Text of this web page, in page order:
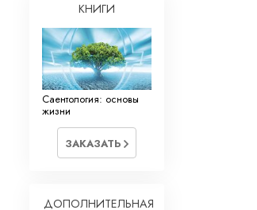
КНИГИ
Саентология: основы
жизни
ЗАКАЗАТЬ
ДОПОЛНИТЕЛЬНАЯ